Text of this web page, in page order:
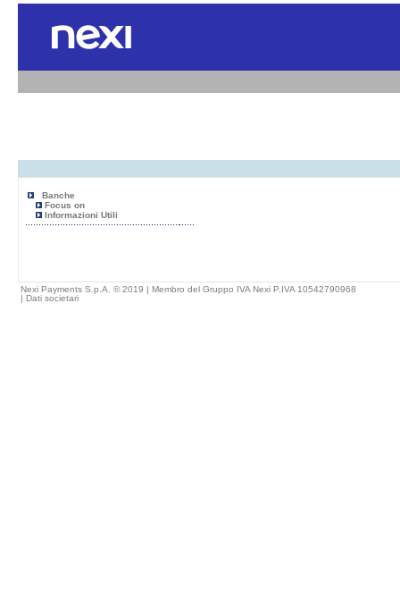
Banche
Focus on
Informazioni Utili
Nexi Payments S.p.A. © 2019 | Membro del Gruppo IVA Nexi P.IVA 10542790968
| Dati societari